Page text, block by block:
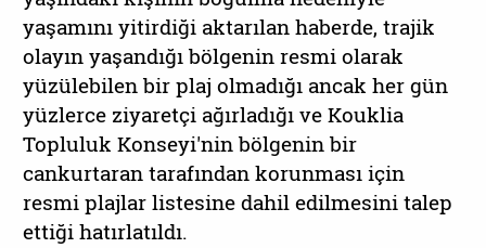
yaşamını yitirdiği aktarılan haberde, trajik
olayın yaşandığı bölgenin resmi olarak
yüzülebilen bir plaj olmadığı ancak her gün
yüzlerce ziyaretçi ağırladığı ve Kouklia
Topluluk Konseyi'nin bölgenin bir
cankurtaran tarafından korunması için
resmi plajlar listesine dahil edilmesini talep
ettiği hatırlatıldı.